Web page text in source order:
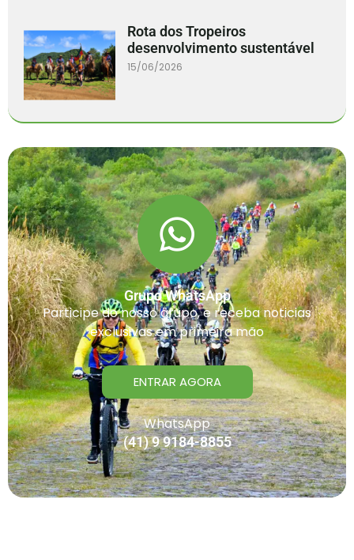
Rota dos Tropeiros
desenvolvimento sustentável
15/06/2026
Grupo WhatsApp
Participe do nosso grupo, e receba noticias
exclusivas em primeira mão
ENTRAR AGORA
WhatsApp
(41) 9 9184-8855